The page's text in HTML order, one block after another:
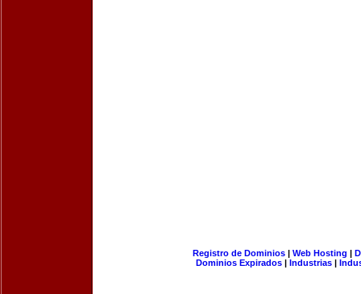
Registro de Dominios| Web Hosting |
Dominios Expirados | Industrias |